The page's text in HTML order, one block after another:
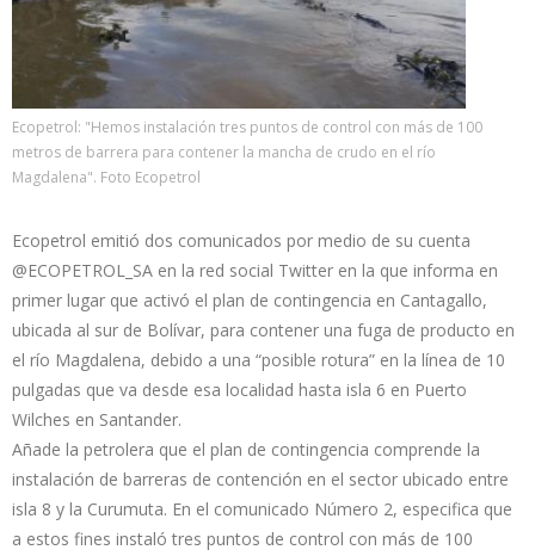
Ecopetrol: "Hemos instalación tres puntos de control con más de 100
metros de barrera para contener la mancha de crudo en el río
Magdalena". Foto Ecopetrol
Ecopetrol emitió dos comunicados por medio de su cuenta
@ECOPETROL_SA en la red social Twitter en la que informa en
primer lugar que activó el plan de contingencia en Cantagallo,
ubicada al sur de Bolívar, para contener una fuga de producto en
el río Magdalena, debido a una “posible rotura” en la línea de 10
pulgadas que va desde esa localidad hasta isla 6 en Puerto
Wilches en Santander.
Añade la petrolera que el plan de contingencia comprende la
instalación de barreras de contención en el sector ubicado entre
isla 8 y la Curumuta. En el comunicado Número 2, especifica que
a estos fines instaló tres puntos de control con más de 100